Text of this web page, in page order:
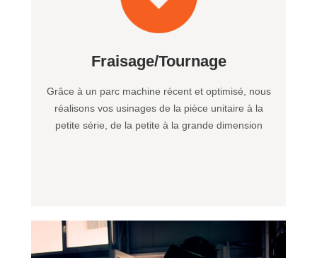
Fraisage/Tournage
Grâce à un parc machine récent et optimisé, nous
réalisons vos usinages de la pièce unitaire à la
petite série, de la petite à la grande dimension